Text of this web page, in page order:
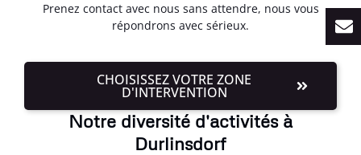
Prenez contact avec nous sans attendre, nous vous
répondrons avec sérieux.
CHOISISSEZ VOTRE ZONE
D'INTERVENTION
Notre diversité d'activités à
Durlinsdorf